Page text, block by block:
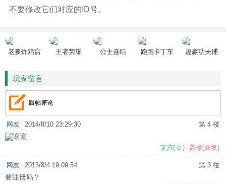
不要修改它们对应的ID号。
老爹炸鸡店
王者荣耀 公主连结 跑跑卡丁车
趣赢功夫捕
玩家留言
跟帖评论
第 4 楼
网友 2014/8/10 23:29:30
谢谢
支持( 0 ) 盖楼(回复)
第 3 楼
网友 2013/8/4 19:09:54
要注册码？